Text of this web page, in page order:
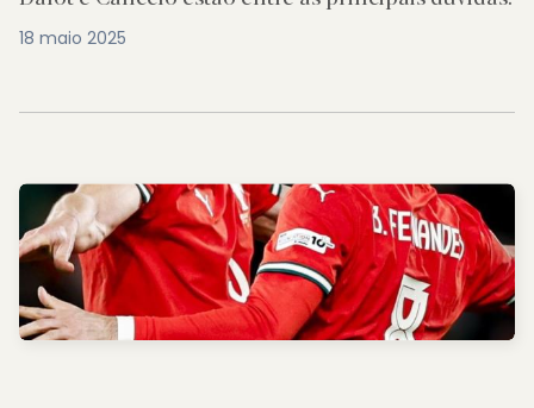
18 maio 2025